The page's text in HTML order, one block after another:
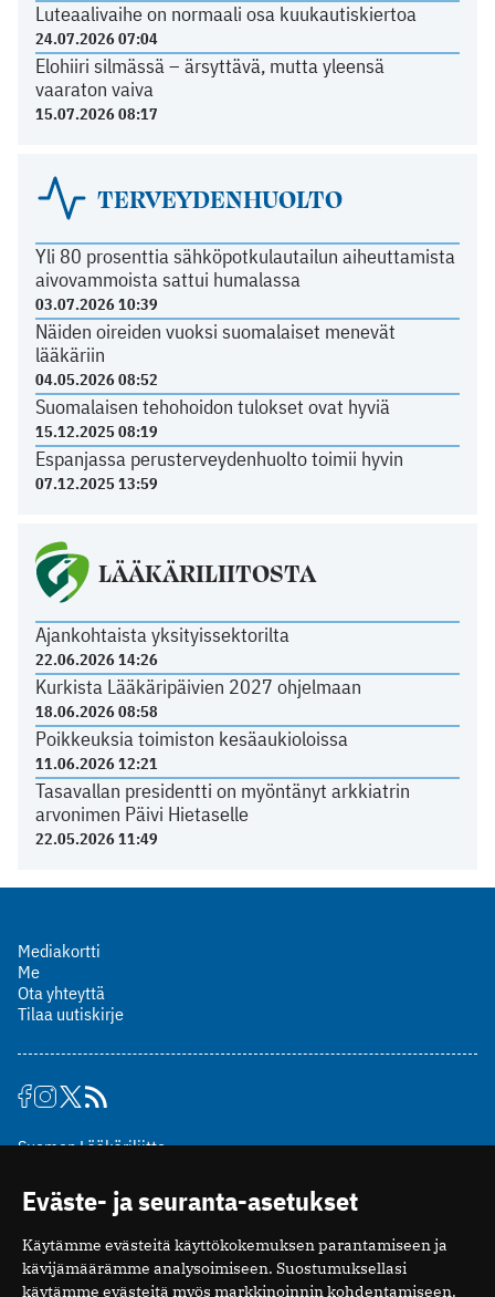
Luteaalivaihe on normaali osa kuukautiskiertoa
24.07.2026 07:04
Elohiiri silmässä – ärsyttävä, mutta yleensä
vaaraton vaiva
15.07.2026 08:17
TERVEYDENHUOLTO
Yli 80 prosenttia sähköpotkulautailun aiheuttamista
aivovammoista sattui humalassa
03.07.2026 10:39
Näiden oireiden vuoksi suomalaiset menevät
lääkäriin
04.05.2026 08:52
Suomalaisen tehohoidon tulokset ovat hyviä
15.12.2025 08:19
Espanjassa perusterveydenhuolto toimii hyvin
07.12.2025 13:59
LÄÄKÄRILIITOSTA
Ajankohtaista yksityissektorilta
22.06.2026 14:26
Kurkista Lääkäripäivien 2027 ohjelmaan
18.06.2026 08:58
Poikkeuksia toimiston kesäaukioloissa
11.06.2026 12:21
Tasavallan presidentti on myöntänyt arkkiatrin
arvonimen Päivi Hietaselle
22.05.2026 11:49
Mediakortti
Me
Ota yhteyttä
Tilaa uutiskirje
Suomen Lääkäriliitto
00510 Helsinki
puh. (09) 393 091
toimitus@potilaanlaakarilehti.fi
Eväste- ja seuranta-asetukset
Käytämme evästeitä käyttökokemuksen parantamiseen ja
kävijämäärämme analysoimiseen. Suostumuksellasi
käytämme evästeitä myös markkinoinnin kohdentamiseen.